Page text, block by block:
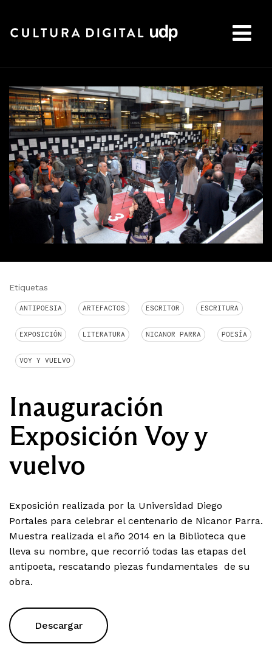
Etiquetas
ANTIPOESIA ARTEFACTOS ESCRITOR ESCRITURA
EXPOSICIÓN LITERATURA NICANOR PARRA POESÍA
VOY Y VUELVO
Inauguración
Exposición Voy y
vuelvo
Exposición realizada por la Universidad Diego
Portales para celebrar el centenario de Nicanor Parra.
Muestra realizada el año 2014 en la Biblioteca que
lleva su nombre, que recorrió todas las etapas del
antipoeta, rescatando piezas fundamentales de su
obra.
Descargar